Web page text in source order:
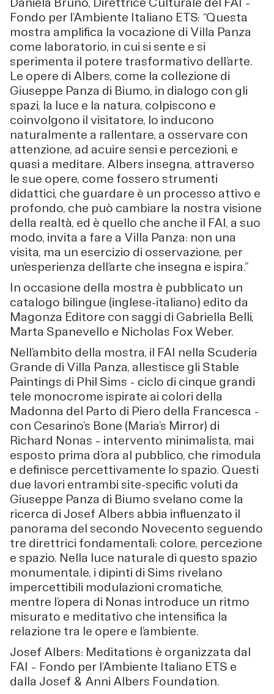
Fondo per l’Ambiente Italiano ETS: “Questa
mostra amplifica la vocazione di Villa Panza
come laboratorio, in cui si sente e si
sperimenta il potere trasformativo dell’arte.
Le opere di Albers, come la collezione di
Giuseppe Panza di Biumo, in dialogo con gli
spazi, la luce e la natura, colpiscono e
coinvolgono il visitatore, lo inducono
naturalmente a rallentare, a osservare con
attenzione, ad acuire sensi e percezioni, e
quasi a meditare. Albers insegna, attraverso
le sue opere, come fossero strumenti
didattici, che guardare è un processo attivo e
profondo, che può cambiare la nostra visione
della realtà, ed è quello che anche il FAI, a suo
modo, invita a fare a Villa Panza: non una
visita, ma un esercizio di osservazione, per
un’esperienza dell’arte che insegna e ispira.”
In occasione della mostra è pubblicato un
catalogo bilingue (inglese-italiano) edito da
Magonza Editore con saggi di Gabriella Belli,
Marta Spanevello e Nicholas Fox Weber.
Nell’ambito della mostra, il FAI nella Scuderia
Grande di Villa Panza, allestisce gli Stable
Paintings di Phil Sims - ciclo di cinque grandi
tele monocrome ispirate ai colori della
Madonna del Parto di Piero della Francesca -
con Cesarino’s Bone (Maria’s Mirror) di
Richard Nonas – intervento minimalista, mai
esposto prima d’ora al pubblico, che rimodula
e definisce percettivamente lo spazio. Questi
due lavori entrambi site-specific voluti da
Giuseppe Panza di Biumo svelano come la
ricerca di Josef Albers abbia influenzato il
panorama del secondo Novecento seguendo
tre direttrici fondamentali: colore, percezione
e spazio. Nella luce naturale di questo spazio
monumentale, i dipinti di Sims rivelano
impercettibili modulazioni cromatiche,
mentre l’opera di Nonas introduce un ritmo
misurato e meditativo che intensifica la
relazione tra le opere e l’ambiente.
Josef Albers: Meditations è organizzata dal
FAI – Fondo per l’Ambiente Italiano ETS e
dalla Josef & Anni Albers Foundation.